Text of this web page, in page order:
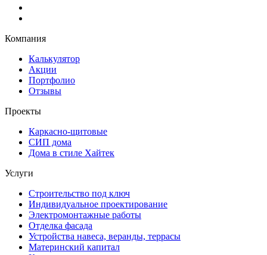
Компания
Калькулятор
Акции
Портфолио
Отзывы
Проекты
Каркасно-щитовые
СИП дома
Дома в стиле Хайтек
Услуги
Строительство под ключ
Индивидуальное проектирование
Электромонтажные работы
Отделка фасада
Устройства навеса, веранды, террасы
Материнский капитал